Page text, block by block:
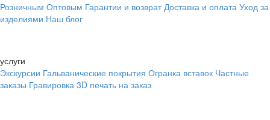
Розничным Оптовым Гарантии и возврат Доставка и оплата Уход за
изделиями Наш блог
услуги
Экскурсии Гальванические покрытия Огранка вставок Частные
заказы Гравировка 3D печать на заказ